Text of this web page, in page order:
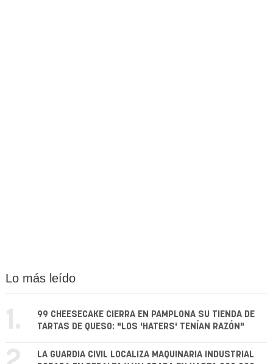
Lo más leído
1.
99 CHEESECAKE CIERRA EN PAMPLONA SU TIENDA DE
TARTAS DE QUESO: "LOS 'HATERS' TENÍAN RAZÓN"
LA GUARDIA CIVIL LOCALIZA MAQUINARIA INDUSTRIAL